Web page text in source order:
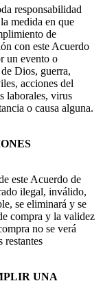
responsabilidad
medida en que
de
con este Acuerdo
un evento o
Dios, guerra,
acciones del
laborales, virus
o causa alguna.
este Acuerdo de
ilegal, inválido,
se eliminará y se
compra y la validez
no se verá
restantes
UNA